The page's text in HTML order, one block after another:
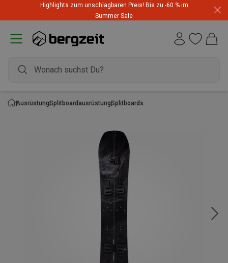
Highlights zum unschlagbaren Preis! Bis zu -60 % im
Summer Sale
AusrüstungSplitboardausrüstungSplitboards